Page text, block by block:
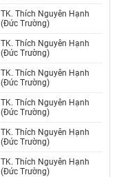
TK. Thích Nguyên Hạnh
(Đức Trường)
TK. Thích Nguyên Hạnh
(Đức Trường)
TK. Thích Nguyên Hạnh
(Đức Trường)
TK. Thích Nguyên Hạnh
(Đức Trường)
TK. Thích Nguyên Hạnh
(Đức Trường)
TK. Thích Nguyên Hạnh
(Đức Trường)